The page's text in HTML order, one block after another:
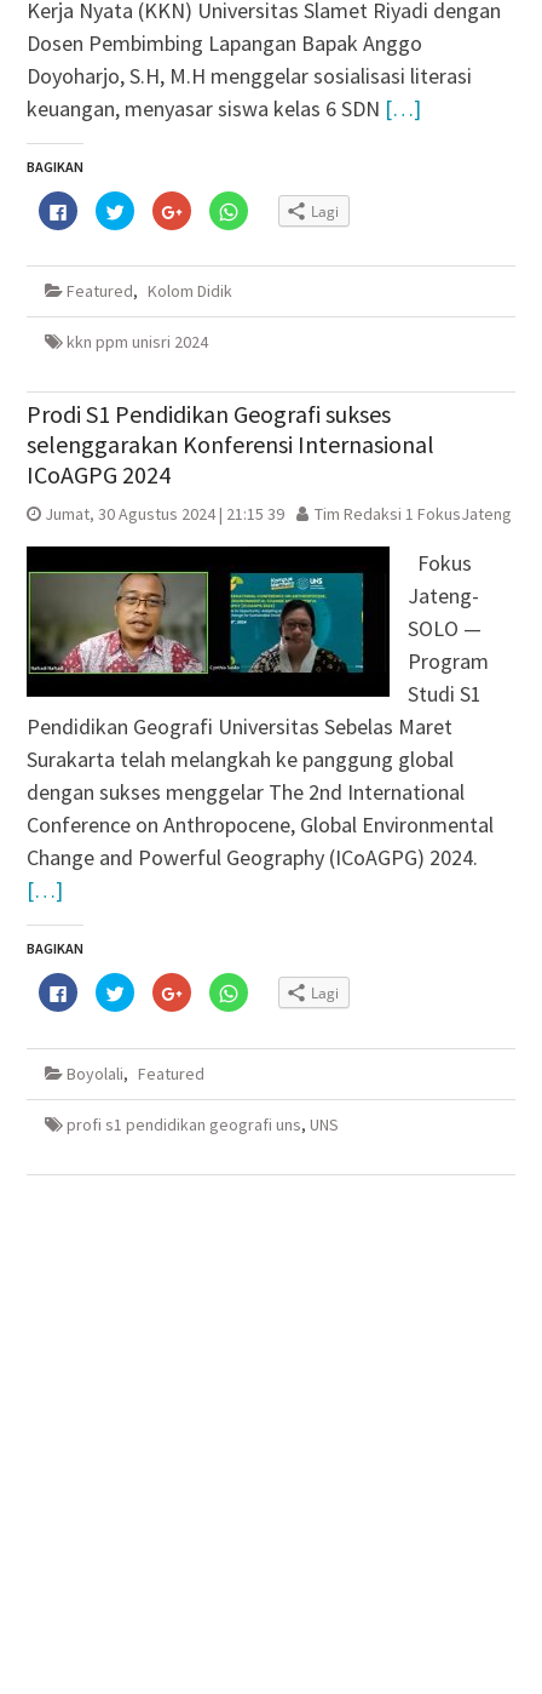
Kerja Nyata (KKN) Universitas Slamet Riyadi dengan
Dosen Pembimbing Lapangan Bapak Anggo
Doyoharjo, S.H, M.H menggelar sosialisasi literasi
keuangan, menyasar siswa kelas 6 SDN […]
BAGIKAN
Klik
untuk
membagikan
Facebook(Membuka
jendela
baru)
Klik
untuk
berbagi
Twitter(Membuka
jendela
baru)
Klik
untuk
berbagi
Google+
di
yang
baru)
Klik
untuk
WhatsApp(Membuka
baru)
Lagi
Featured, Kolom Didik
kkn ppm unisri 2024
Prodi S1 Pendidikan Geografi sukses
selenggarakan Konferensi Internasional
ICoAGPG 2024
Jumat, 30 Agustus 2024 | 21:15 39 Tim Redaksi 1 FokusJateng
Fokus
Jateng-
SOLO —
Program
Studi S1
Pendidikan Geografi Universitas Sebelas Maret
Surakarta telah melangkah ke panggung global
dengan sukses menggelar The 2nd International
Conference on Anthropocene, Global Environmental
Change and Powerful Geography (ICoAGPG) 2024.
[…]
BAGIKAN
Klik
untuk
membagikan
Facebook(Membuka
jendela
yang
baru)
Klik
untuk
berbagi
Twitter(Membuka
jendela
baru)
Klik
untuk
berbagi
Google+
di
yang
baru)
Klik
untuk
WhatsApp(Membuka
baru)
Lagi
Boyolali, Featured
profi s1 pendidikan geografi uns, UNS